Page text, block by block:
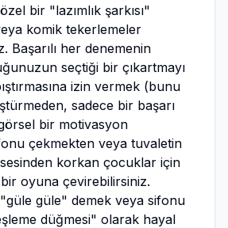
bir "lazımlık şarkısı"
komik tekerlemeler
Başarılı her denemenin
seçtiği bir çıkartmayı
izin vermek (bunu
sadece bir başarı
bir motivasyon
çekmekten veya tuvaletin
korkan çocuklar için
oyuna çevirebilirsiniz.
güle" demek veya sifonu
düğmesi" olarak hayal